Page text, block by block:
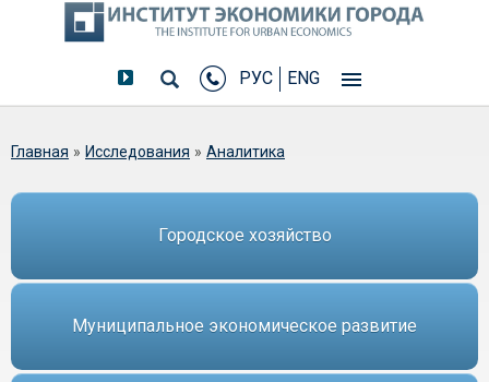
РУС ENG
Вы здесь
Главная » Исследования » Аналитика
Городское хозяйство
Муниципальное экономическое развитие